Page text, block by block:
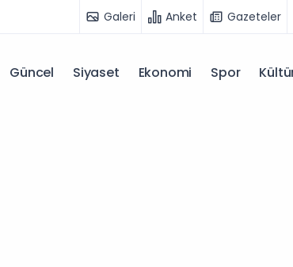
Galeri Anket Gazeteler
Güncel Siyaset Ekonomi Spor